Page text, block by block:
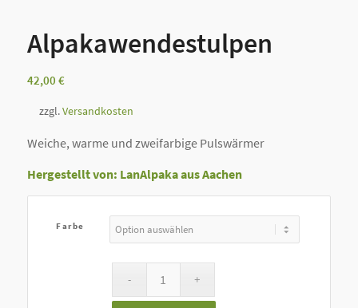
Alpakawendestulpen
42,00 €
zzgl.Versandkosten
Weiche, warme und zweifarbige Pulswärmer
Hergestellt von: LanAlpakaaus Aachen
Farbe